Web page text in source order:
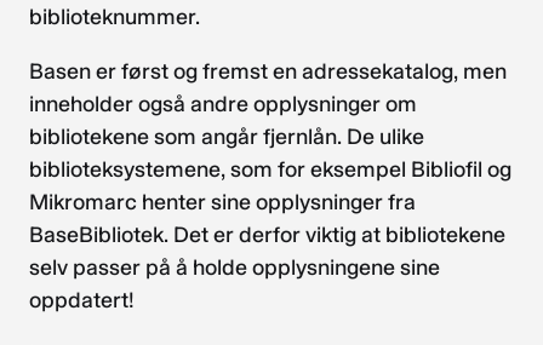
biblioteknummer.
Basen er først og fremst en adressekatalog, men
inneholder også andre opplysninger om
bibliotekene som angår fjernlån. De ulike
biblioteksystemene, som for eksempel Bibliofil og
Mikromarc henter sine opplysninger fra
BaseBibliotek. Det er derfor viktig at bibliotekene
selv passer på å holde opplysningene sine
oppdatert!